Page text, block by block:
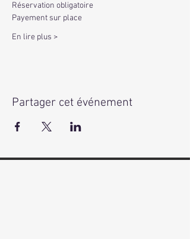
Réservation obligatoire
Payement sur place
En lire plus >
Partager cet événement